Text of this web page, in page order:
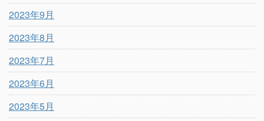
2023年9月
2023年8月
2023年7月
2023年6月
2023年5月